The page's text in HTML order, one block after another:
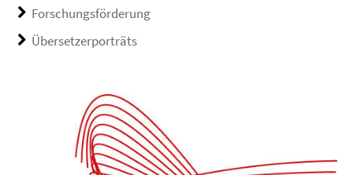
Forschungsförderung
Übersetzerporträts